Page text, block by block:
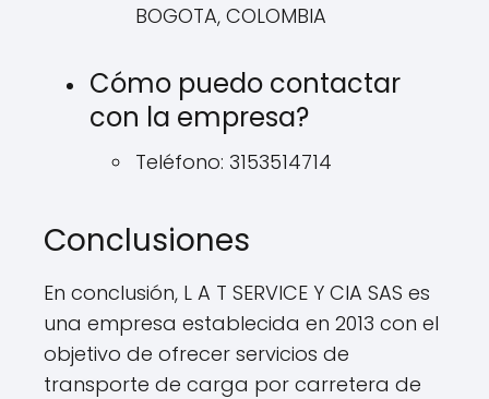
BOGOTA, COLOMBIA
Cómo puedo contactar
con la empresa?
Teléfono: 3153514714
Conclusiones
En conclusión, L A T SERVICE Y CIA SAS es
una empresa establecida en 2013 con el
objetivo de ofrecer servicios de
transporte de carga por carretera de